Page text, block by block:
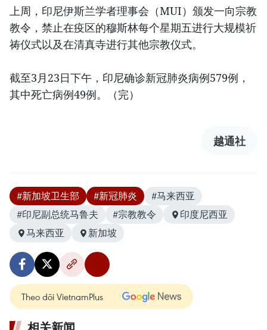
上周，印尼伊斯兰学者理事会（MUI）颁发一向宗教
教令，禁止在疫区的穆斯林每个星期五进行大规模祈
祷仪式以及在清真寺进行其他宗教仪式。
截至3月23日下午，印尼确诊新冠肺炎病例579例，
其中死亡病例49例。（完）
越通社
#新加坡卫生部 #新冠肺炎
#马来西亚
#印尼副总统马鲁夫
#宗教教令
印度尼西亚
马来西亚
新加坡
Theo dõi VietnamPlus